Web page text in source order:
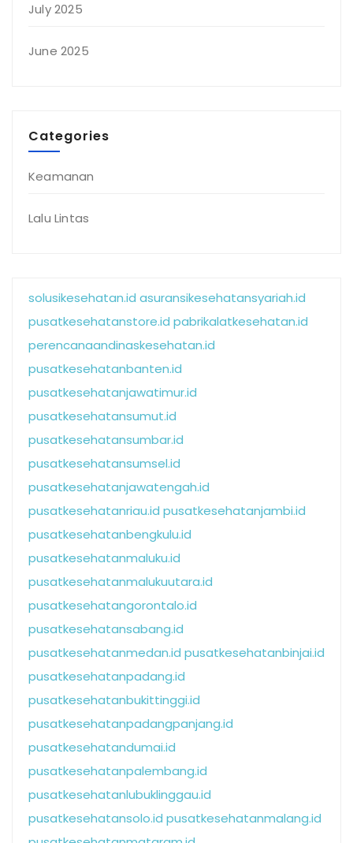
July 2025
June 2025
Categories
Keamanan
Lalu Lintas
solusikesehatan.id asuransikesehatansyariah.id
pusatkesehatanstore.id pabrikalatkesehatan.id
perencanaandinaskesehatan.id
pusatkesehatanbanten.id
pusatkesehatanjawatimur.id
pusatkesehatansumut.id
pusatkesehatansumbar.id
pusatkesehatansumsel.id
pusatkesehatanjawatengah.id
pusatkesehatanriau.id pusatkesehatanjambi.id
pusatkesehatanbengkulu.id
pusatkesehatanmaluku.id
pusatkesehatanmalukuutara.id
pusatkesehatangorontalo.id
pusatkesehatansabang.id
pusatkesehatanmedan.id pusatkesehatanbinjai.id
pusatkesehatanpadang.id
pusatkesehatanbukittinggi.id
pusatkesehatanpadangpanjang.id
pusatkesehatandumai.id
pusatkesehatanpalembang.id
pusatkesehatanlubuklinggau.id
pusatkesehatansolo.id pusatkesehatanmalang.id